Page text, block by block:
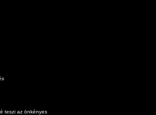
teszi az önkényes